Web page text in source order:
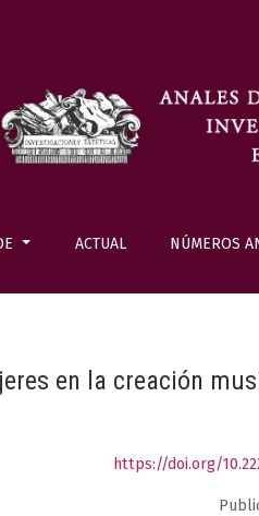
ACTUAL NÚMEROS
en la creación
https://doi.org/